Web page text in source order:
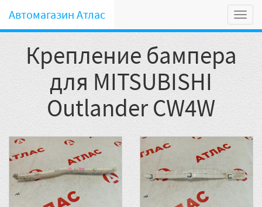
Автомагазин Атлас
Крепление бампера
для MITSUBISHI
Outlander CW4W